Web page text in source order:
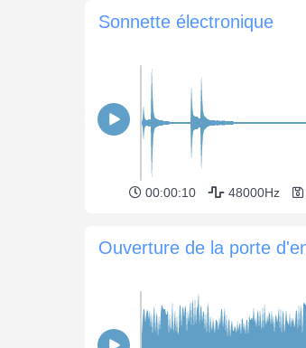
Sonnette électronique
00:00:10 48000Hz